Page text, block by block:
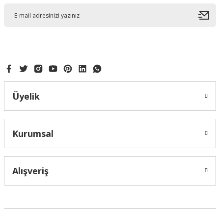
GÜL YAPRAK BASMA KALIBI 3LÜ ENJEKTÖRLÜ
Üyelik
Kurumsal
Alışveriş